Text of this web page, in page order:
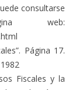
consultarse
web:
Página 17.
Fiscales y la